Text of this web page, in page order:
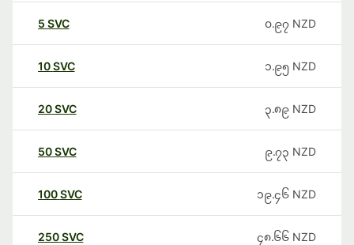
5 SVC ၀.၉၇ NZD
10SVC ၁.၉၅ NZD
20SVC ၃.၈၉ NZD
50SVC ၉.၇၃ NZD
100SVC ၁၉.၄၆ NZD
250SVC ၄၈.၆၆ NZD